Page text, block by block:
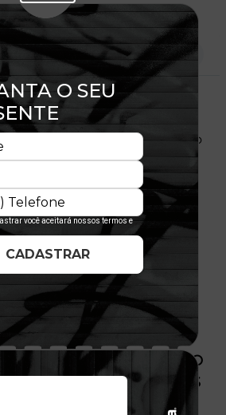
Racing Speedmark na
da bandeira de Mônaco
à esquerda
com borda preta
estruturada com topo na cor
Algodão
ESTOQUE DÍSPONÍVEL NO
A DISPONIBILIDADE NAS